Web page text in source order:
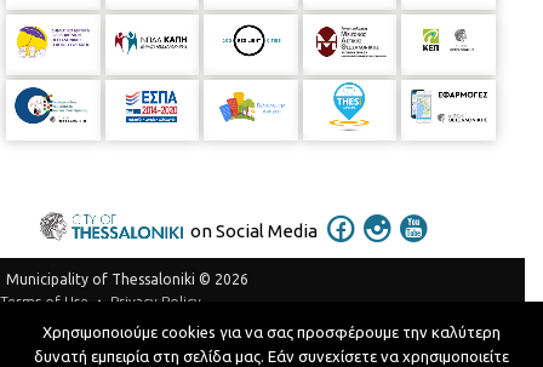
on Social Media
Municipality of Thessaloniki © 2026
Terms of Use
Privacy Policy
Telephone Catalog
Χρησιμοποιούμε cookies για να σας προσφέρουμε την καλύτερη
δυνατή εμπειρία στη σελίδα μας. Εάν συνεχίσετε να χρησιμοποιείτε